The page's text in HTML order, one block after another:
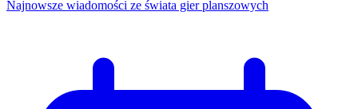
Najnowsze wiadomości ze świata gier planszowych